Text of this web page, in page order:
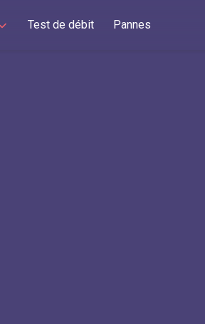
Test de débit Pannes